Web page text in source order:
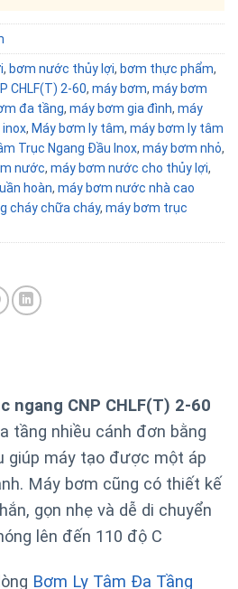
, bơm nước thủy lợi, bơm thực phẩm,
CHLF(T) 2-60, máy bơm, máy bơm
đa tầng, máy bơm gia đình, máy
, Máy bơm ly tâm, máy bơm ly tâm
Trục Ngang Đầu Inox, máy bơm nhỏ,
nước, máy bơm nước cho thủy lợi,
hoàn, máy bơm nước nhà cao
cháy chữa cháy, máy bơm trục
ngang CNP CHLF(T) 2-60
tầng nhiều cánh đơn bằng
giúp máy tạo được một áp
Máy bơm cũng có thiết kế
gọn nhẹ và dễ di chuyển
lên đến 110 độ C
Bơm Ly Tâm Đa Tầng